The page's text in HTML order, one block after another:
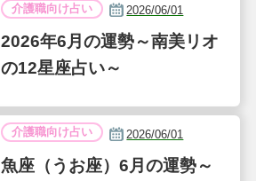
介護職向け占い 2026/06/01
2026年6月の運勢～南美リオ
の12星座占い～
介護職向け占い 2026/06/01
魚座（うお座）6月の運勢～